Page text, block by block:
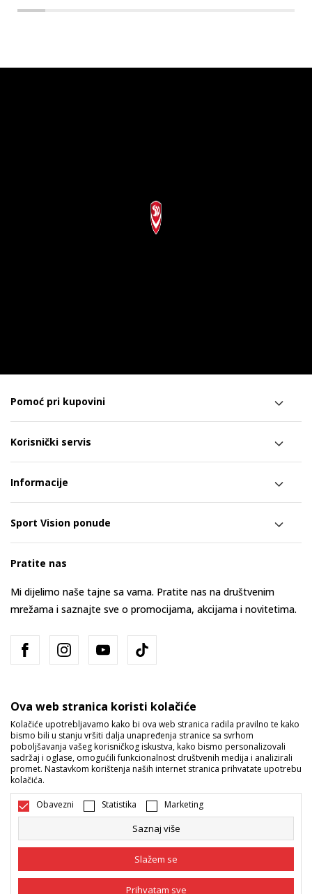
Pomoć pri kupovini
Korisnički servis
Informacije
Sport Vision ponude
Pratite nas
Mi dijelimo naše tajne sa vama. Pratite nas na društvenim
mrežama i saznajte sve o promocijama, akcijama i novitetima.
Bosna i Hercegovina Promijenite
Nastojimo da budemo što precizniji u opisu proizvoda, prikazu slika i
i bez grešaka. Svi artikli prikazani na sajtu su dio naše ponude i ne
podrazumijeva da su dostupni u svakom trenutku. Raspoloživost robe
možete provjeriti pozivom na broj 055/490-400.
Ova web stranica koristi kolačiće
Kolačiće upotrebljavamo kako bi ova web stranica radila pravilno te kako
bismo bili u stanju vršiti dalja unapređenja stranice sa svrhom
poboljšavanja vašeg korisničkog iskustva, kako bismo personalizovali
sadržaj i oglase, omogućili funkcionalnost društvenih medija i analizirali
promet. Nastavkom korištenja naših internet stranica prihvatate upotrebu
kolačića.
Obavezni Statistika Marketing
Saznaj više
Slažem se
Prihvatam sve